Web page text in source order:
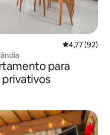
4,77 de uma
4,77 (92)
para